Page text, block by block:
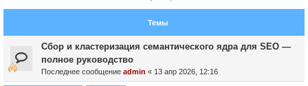
Темы
Сбор и кластеризация семантического ядра для SEO —
полное руководство
Последнее сообщение admin « 13 апр 2026, 12:16